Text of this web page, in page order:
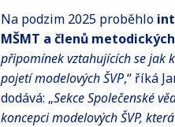
Na podzim 2025 proběhlo
MŠMT a členů
připomínek vztahujících se jak
pojetí modelových ŠVP,“ říká
dodává: „Sekce Společenské
koncepci modelových ŠVP,